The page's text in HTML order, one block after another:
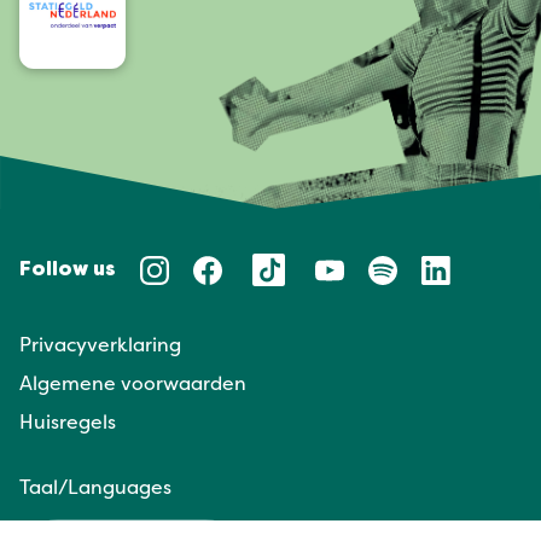
Follow us
Privacyverklaring
Algemene voorwaarden
Huisregels
Taal/Languages